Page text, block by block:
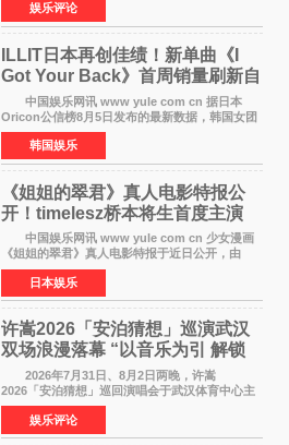
以重落地·真务实·强链接为主题的2026&lsquo;人
工智能+&rsquo
娱乐评论
ILLIT日本再创佳绩！新单曲《I
Got Your Back》首周销量刷新自
身纪录
中国娱乐网讯 www yule com cn 据日本
Oricon公信榜8月5日发布的最新数据，韩国女团
ILLIT在日本发行的第二张单曲《I Got Your
Back》首周销量达到71,009张，成功跻身最新一
期周单曲排行
韩国娱乐
《姐姐的翠君》真人电影特报公
开！timelesz桥本将生首度主演
12月4日上映
中国娱乐网讯 www yule com cn 少女漫画
《姐姐的翠君》真人电影特报于近日公开，由
timelesz成员桥本将生担任主演，这也是他首次
担任电影主演，引发高度关注。 女高中生咲
苗翠（中岛瑠菜
日本娱乐
许嵩2026「安泊猜想」巡演武汉
双场浪漫落幕 “以音乐为引 解锁
江城记忆”
2026年7月31日、8月2日两晚，许嵩
2026「安泊猜想」巡回演唱会于武汉体育中心主
体育场盛大开唱。许嵩与数万歌迷在此相聚，从
浪漫惬意的舞台设计到充满诚意与惊喜的现场互
动，共同开启了一场关于
娱乐评论